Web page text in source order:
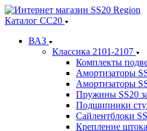
Каталог СС20
ВАЗ
Классика 2101-2107
Комплекты
Амортизаторы
Амортизаторы
Пружины SS20
Подшипники
Сайлентблоки
Крепление